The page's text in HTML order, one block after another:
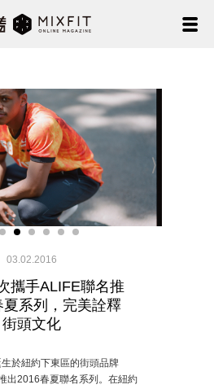
⟩
03.02.2016
攜手ALIFE聯名推
夏系列，完美詮釋
街頭文化
於紐約下東區的街頭品牌
出2016春夏聯名系列。在紐約